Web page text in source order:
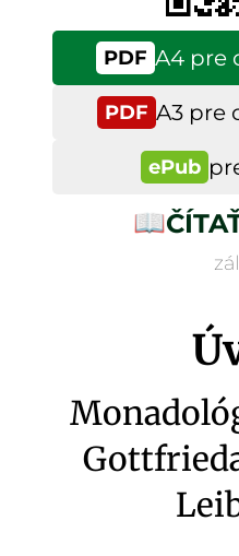
PDF A4 pre
PDF A3 pre
ePub
📖